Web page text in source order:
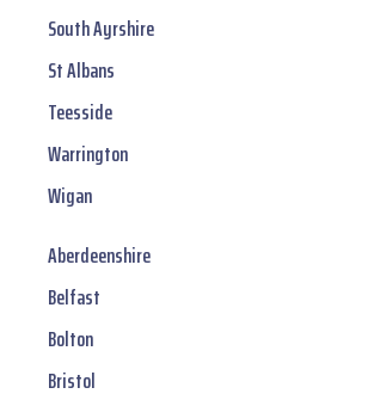
South Ayrshire
St Albans
Teesside
Warrington
Wigan
Aberdeenshire
Belfast
Bolton
Bristol